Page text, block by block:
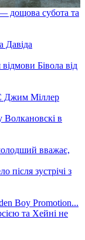
дощова субота та
Бівола від
в
зустрічі з
та Хейні не